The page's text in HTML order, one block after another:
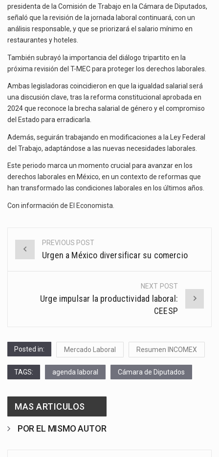
presidenta de la Comisión de Trabajo en la Cámara de Diputados,
señaló que la revisión de la jornada laboral continuará, con un
análisis responsable, y que se priorizará el salario mínimo en
restaurantes y hoteles.
También subrayó la importancia del diálogo tripartito en la
próxima revisión del T-MEC para proteger los derechos laborales.
Ambas legisladoras coincidieron en que la igualdad salarial será
una discusión clave, tras la reforma constitucional aprobada en
2024 que reconoce la brecha salarial de género y el compromiso
del Estado para erradicarla.
Además, seguirán trabajando en modificaciones a la Ley Federal
del Trabajo, adaptándose a las nuevas necesidades laborales.
Este periodo marca un momento crucial para avanzar en los
derechos laborales en México, en un contexto de reformas que
han transformado las condiciones laborales en los últimos años.
Con información de El Economista
Post
navigation
PREVIOUS POST
Urgen a México diversificar su comercio
NEXT POST
Urge impulsar la productividad laboral:
CEESP
Posted in: Mercado Laboral Resumen INCOMEX
TAGS: agenda laboral Cámara de Diputados
MAS ARTICULOS
POR EL MISMO AUTOR